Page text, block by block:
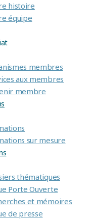
histoire
équipe
membres
aux membres
membre
sur mesure
thématiques
Porte Ouverte
et mémoires
de presse